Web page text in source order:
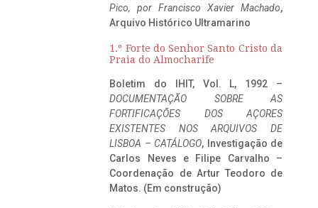
Pico, por Francisco Xavier Machado,
Arquivo Histórico Ultramarino
1.º Forte do Senhor Santo Cristo da
Praia do Almocharife
Boletim do IHIT, Vol. L, 1992 –
DOCUMENTAÇÃO SOBRE AS
FORTIFICAÇÕES DOS AÇORES
EXISTENTES NOS ARQUIVOS DE
LISBOA – CATÁLOGO, Investigação de
Carlos Neves e Filipe Carvalho –
Coordenação de Artur Teodoro de
Matos. (Em construção)